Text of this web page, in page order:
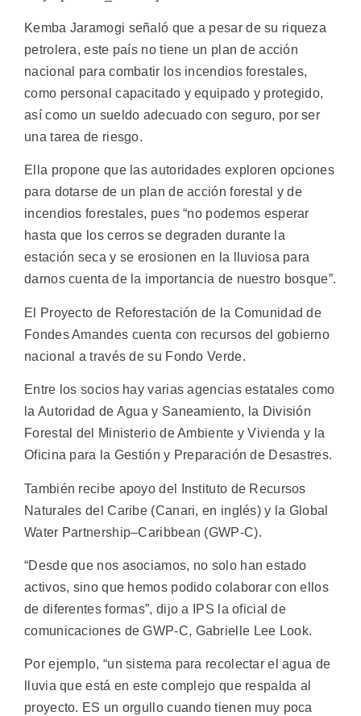
Kemba Jaramogi señaló que a pesar de su riqueza
petrolera, este país no tiene un plan de acción
nacional para combatir los incendios forestales,
como personal capacitado y equipado y protegido,
así como un sueldo adecuado con seguro, por ser
una tarea de riesgo.
Ella propone que las autoridades exploren opciones
para dotarse de un plan de acción forestal y de
incendios forestales, pues “no podemos esperar
hasta que los cerros se degraden durante la
estación seca y se erosionen en la lluviosa para
darnos cuenta de la importancia de nuestro bosque”.
El Proyecto de Reforestación de la Comunidad de
Fondes Amandes cuenta con recursos del gobierno
nacional a través de su Fondo Verde.
Entre los socios hay varias agencias estatales como
la Autoridad de Agua y Saneamiento, la División
Forestal del Ministerio de Ambiente y Vivienda y la
Oficina para la Gestión y Preparación de Desastres.
También recibe apoyo del Instituto de Recursos
Naturales del Caribe (Canari, en inglés) y la Global
Water Partnership–Caribbean (GWP-C).
“Desde que nos asociamos, no solo han estado
activos, sino que hemos podido colaborar con ellos
de diferentes formas”, dijo a IPS la oficial de
comunicaciones de GWP-C, Gabrielle Lee Look.
Por ejemplo, “un sistema para recolectar el agua de
lluvia que está en este complejo que respalda al
proyecto. ES un orgullo cuando tienen muy poca